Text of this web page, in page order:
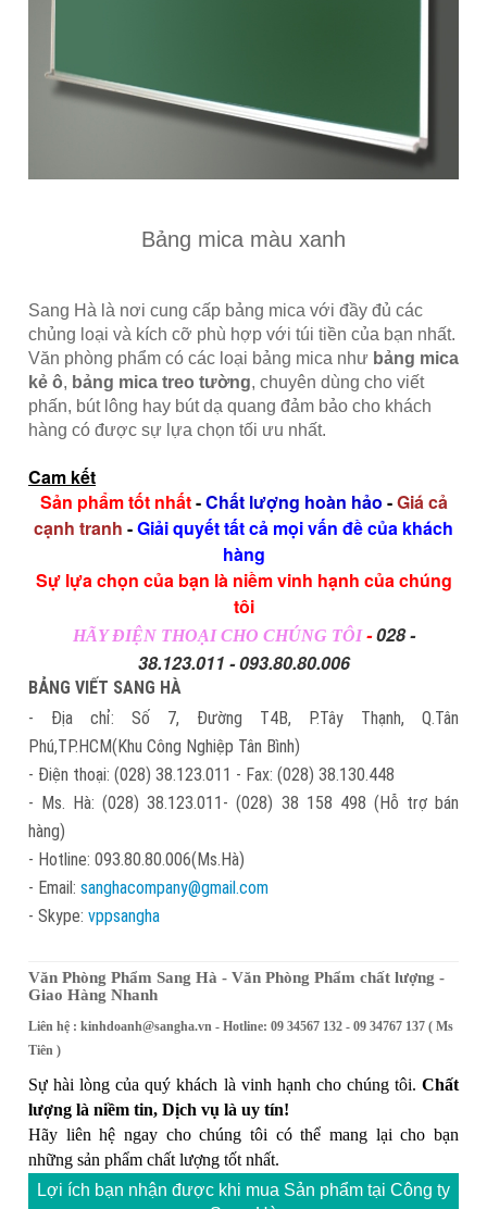
Bảng mica màu xanh
Sang Hà là nơi cung cấp bảng mica với đầy đủ các
chủng loại và kích cỡ phù hợp với túi tiền của bạn nhất.
Văn phòng phẩm có các loại bảng mica như bảng mica
kẻ ô, bảng mica treo tường, chuyên dùng cho viết
phấn, bút lông hay bút dạ quang đảm bảo cho khách
hàng có được sự lựa chọn tối ưu nhất.
Cam kết
Sản phẩm tốt nhất-Chất lượng hoàn hảo -Giá cả
cạnh tranh -Giải quyết tất cả mọi vấn đề của khách
hàng
Sự lựa chọn của bạn là niềm vinh hạnh của chúng
tôi
HÃY ĐIỆN THOẠI CHO CHÚNG TÔI-028 -
38.123.011 - 093.80.80.006
BẢNG VIẾT SANG HÀ
- Địa chỉ: Số 7, Đường T4B, P.Tây Thạnh, Q.Tân
Phú,TP.HCM(Khu Công Nghiệp Tân Bình)
- Điện thoại: (028) 38.123.011 - Fax: (028) 38.130.448
- Ms. Hà: (028) 38.123.011- (028) 38 158 498 (Hỗ trợ bán
hàng)
- Hotline: 093.80.80.006(Ms.Hà)
- Email: sanghacompany@gmail.com
- Skype: vppsangha
Văn Phòng Phẩm Sang Hà - Văn Phòng Phẩm chất lượng -
Giao Hàng Nhanh
Liên hệ : kinhdoanh@sangha.vn - Hotline: 09 34567 132 - 09 34767 137 ( Ms
Tiên )
Sự hài lòng của quý khách là vinh hạnh cho chúng tôi. Chất
lượng là niềm tin, Dịch vụ là uy tín!
Hãy liên hệ ngay cho chúng tôi có thể mang lại cho bạn
những sản phẩm chất lượng tốt nhất.
Lợi ích bạn nhận được khi mua Sản phẩm tại Công ty